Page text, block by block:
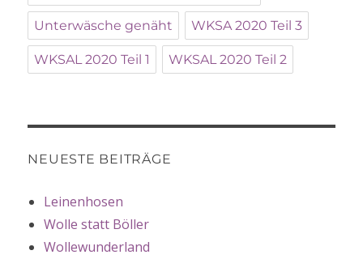
Unterwäsche genäht WKSA 2020 Teil 3
WKSAL 2020 Teil 1 WKSAL 2020 Teil 2
NEUESTE BEITRÄGE
Leinenhosen
Wolle statt Böller
Wollewunderland